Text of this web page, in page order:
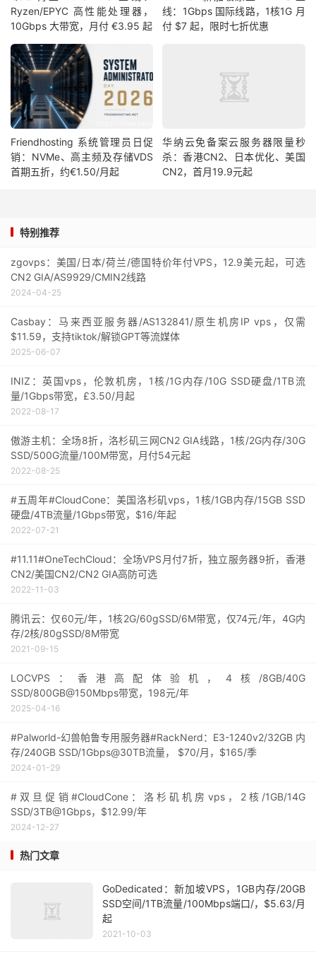
Ryzen/EPYC 高性能处理器，
10Gbps 大带宽，月付 €3.95 起
线：1Gbps 国际线路，1核1G 月
付 $7 起，限时七折优惠
Friendhosting 系统管理员日促
销：NVMe、高主频及存储VDS
首期五折，约€1.50/月起
华纳云免备案云服务器限量秒
杀：香港CN2、日本优化、美国
CN2，首月19.9元起
特别推荐
zgovps：美国/日本/荷兰/德国特价年付VPS，12.9美元起，可选
CN2 GIA/AS9929/CMIN2线路
2024-04-25
Casbay：马来西亚服务器/AS132841/原生机房IP vps，仅需
$11.59，支持tiktok/解锁GPT等流媒体
2025-06-07
INIZ：英国vps，伦敦机房，1核/1G内存/10G SSD硬盘/1TB流
量/1Gbps带宽，£3.50/月起
2022-08-17
傲游主机：全场8折，洛杉矶三网CN2 GIA线路，1核/2G内存/30G
SSD/500G流量/100M带宽，月付54元起
2022-08-25
#五周年#CloudCone：美国洛杉矶vps，1核/1GB内存/15GB SSD
硬盘/4TB流量/1Gbps带宽，$16/年起
2022-07-21
#11.11#OneTechCloud：全场VPS月付7折，独立服务器9折，香港
CN2/美国CN2/CN2 GIA高防可选
2022-11-03
腾讯云：仅60元/年，1核2G/60gSSD/6M带宽，仅74元/年，4G内
存/2核/80gSSD/8M带宽
2021-09-15
LOCVPS：香港高配体验机，4核/8GB/40G
SSD/800GB@150Mbps带宽，198元/年
2025-04-16
#Palworld-幻兽帕鲁专用服务器#RackNerd：E3-1240v2/32GB 内
存/240GB SSD/1Gbps@30TB流量， $70/月，$165/季
2024-01-29
#双旦促销#CloudCone：洛杉矶机房vps，2核/1GB/14G
SSD/3TB@1Gbps，$12.99/年
2024-12-27
热门文章
GoDedicated：新加坡VPS，1GB内存/20GB
SSD空间/1TB流量/100Mbps端口/，$5.63/月
起
2021-10-03